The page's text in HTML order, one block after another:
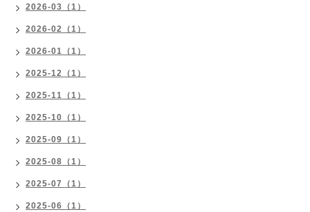
2026-03（1）
2026-02（1）
2026-01（1）
2025-12（1）
2025-11（1）
2025-10（1）
2025-09（1）
2025-08（1）
2025-07（1）
2025-06（1）